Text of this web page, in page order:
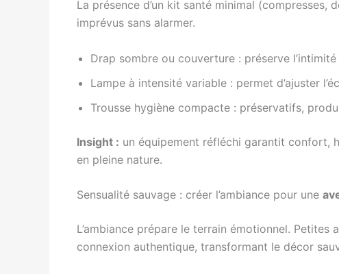
La présence d’un kit santé minimal
imprévus sans alarmer.
Drap sombre ou couverture : préserve
Lampe à intensité variable : permet d’ajuster
Trousse hygiène compacte : préservatifs,
Insight : un équipement réfléchi garantit confort,
en pleine nature.
Sensualité sauvage : créer l’ambiance pour une
L’ambiance prépare le terrain émotionnel.
connexion authentique, transformant le décor